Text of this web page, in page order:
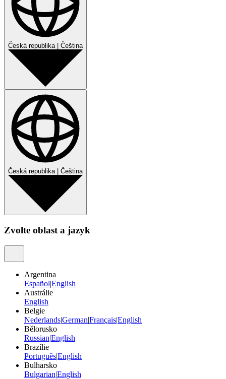
Česká republika| Čeština
Česká republika| Čeština
Zvolte oblast a jazyk
Argentina
Español|English
Austrálie
English
Belgie
Nederlands|German|Français|English
Bělorusko
Russian|English
Brazílie
Português|English
Bulharsko
Bulgarian|English